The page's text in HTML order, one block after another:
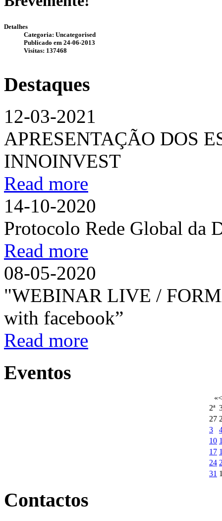
Detalhes
Categoria: Uncategorised
Publicado em 24-06-2013
Visitas: 137468
Destaques
12-03-2021
APRESENTAÇÃO DOS
INNOINVEST
Read more
14-10-2020
Protocolo Rede Global da
Read more
08-05-2020
"WEBINAR LIVE /
with facebook”
Read more
Eventos
«<
2ª
27
3
10
17
24
31
Contactos